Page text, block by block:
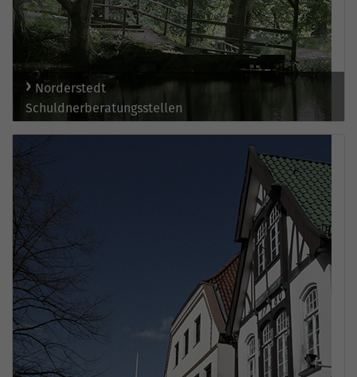
Norderstedt
Schuldnerberatungsstellen